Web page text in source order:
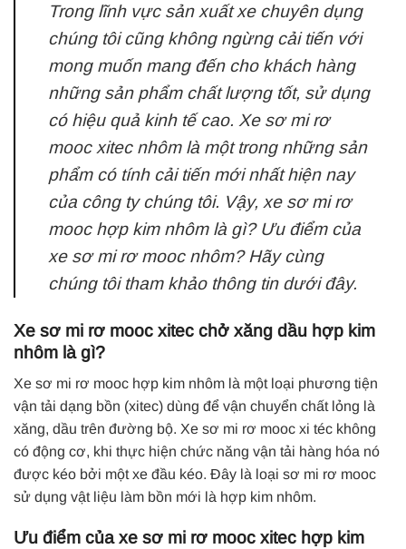
Trong lĩnh vực sản xuất xe chuyên dụng
chúng tôi cũng không ngừng cải tiến với
mong muốn mang đến cho khách hàng
những sản phẩm chất lượng tốt, sử dụng
có hiệu quả kinh tế cao. Xe sơ mi rơ
mooc xitec nhôm là một trong những sản
phẩm có tính cải tiến mới nhất hiện nay
của công ty chúng tôi. Vậy, xe sơ mi rơ
mooc hợp kim nhôm là gì? Ưu điểm của
xe sơ mi rơ mooc nhôm? Hãy cùng
chúng tôi tham khảo thông tin dưới đây.
Xe sơ mi rơ mooc xitec chở xăng dầu hợp kim
nhôm là gì?
Xe sơ mi rơ mooc hợp kim nhôm là một loại phương tiện
vận tải dạng bồn (xitec) dùng để vận chuyển chất lỏng là
xăng, dầu trên đường bộ. Xe sơ mi rơ mooc xi téc không
có động cơ, khi thực hiện chức năng vận tải hàng hóa nó
được kéo bởi một xe đầu kéo. Đây là loại sơ mi rơ mooc
sử dụng vật liệu làm bồn mới là hợp kim nhôm.
Ưu điểm của xe sơ mi rơ mooc xitec hợp kim